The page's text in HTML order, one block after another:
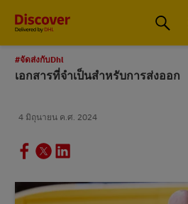
ดีเอชแอล ประเทศไทย
#จัดส่งกับDhl
เอกสารที่จำเป็นสำหรับการส่งออก
4 มิถุนายน ค.ศ. 2024